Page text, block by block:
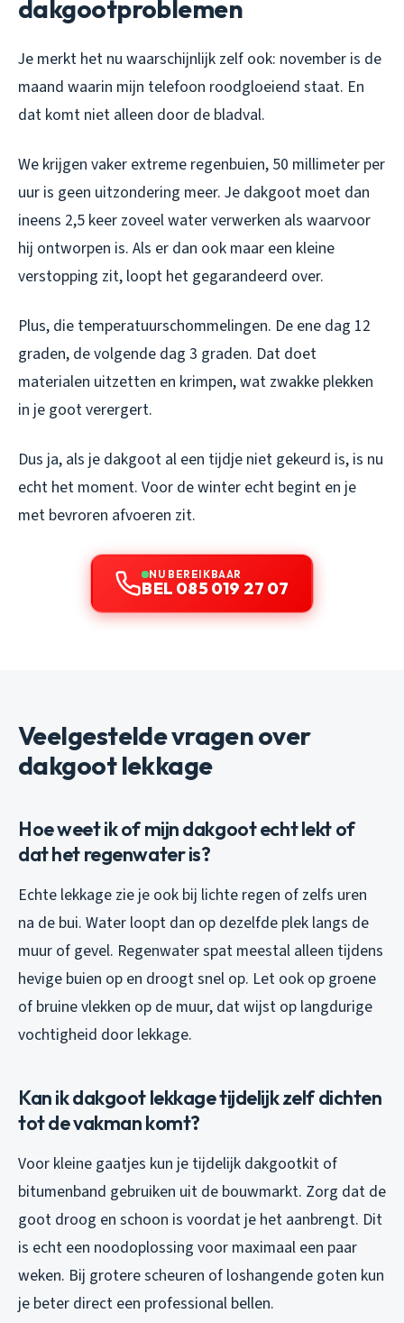
dakgootproblemen
Je merkt het nu waarschijnlijk zelf ook: november is de
maand waarin mijn telefoon roodgloeiend staat. En
dat komt niet alleen door de bladval.
We krijgen vaker extreme regenbuien, 50 millimeter per
uur is geen uitzondering meer. Je dakgoot moet dan
ineens 2,5 keer zoveel water verwerken als waarvoor
hij ontworpen is. Als er dan ook maar een kleine
verstopping zit, loopt het gegarandeerd over.
Plus, die temperatuurschommelingen. De ene dag 12
graden, de volgende dag 3 graden. Dat doet
materialen uitzetten en krimpen, wat zwakke plekken
in je goot verergert.
Dus ja, als je dakgoot al een tijdje niet gekeurd is, is nu
echt het moment. Voor de winter echt begint en je
met bevroren afvoeren zit.
NU BEREIKBAAR
BEL 085 019 27 07
Veelgestelde vragen over
dakgoot lekkage
Hoe weet ik of mijn dakgoot echt lekt of
dat het regenwater is?
Echte lekkage zie je ook bij lichte regen of zelfs uren
na de bui. Water loopt dan op dezelfde plek langs de
muur of gevel. Regenwater spat meestal alleen tijdens
hevige buien op en droogt snel op. Let ook op groene
of bruine vlekken op de muur, dat wijst op langdurige
vochtigheid door lekkage.
Kan ik dakgoot lekkage tijdelijk zelf dichten
tot de vakman komt?
Voor kleine gaatjes kun je tijdelijk dakgootkit of
bitumenband gebruiken uit de bouwmarkt. Zorg dat de
goot droog en schoon is voordat je het aanbrengt. Dit
is echt een noodoplossing voor maximaal een paar
weken. Bij grotere scheuren of loshangende goten kun
je beter direct een professional bellen.